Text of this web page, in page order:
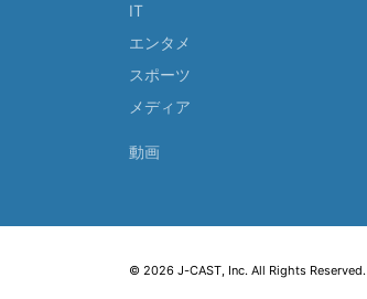
IT
エンタメ
スポーツ
メディア
動画
© 2026 J-CAST, Inc. All Rights Reserved.